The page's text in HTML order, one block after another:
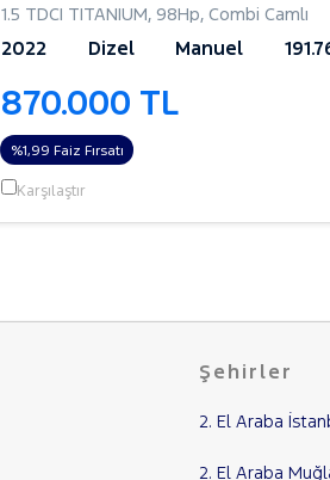
1.5 TDCI TITANIUM, 98Hp, Combi Camlı
2022 Dizel Manuel
870.000 TL
%1,99 Faiz Fırsatı
Karşılaştır
Şehirler
2. El Araba
2. El Araba